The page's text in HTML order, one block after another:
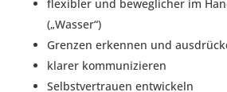
flexibler und beweglicher im
(„Wasser“)
Grenzen erkennen und
klarer kommunizieren
Selbstvertrauen entwickeln